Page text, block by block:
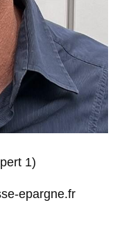
1)
epargne.fr